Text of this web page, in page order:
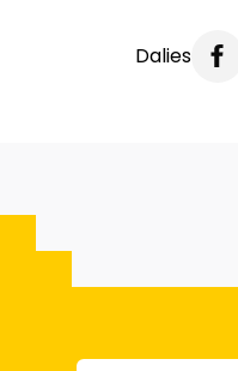
Dalies